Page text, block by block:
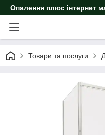
Опалення плюс інтернет
Товари та послуги